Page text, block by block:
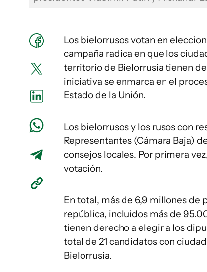
Los bielorrusos votan en
campaña radica en que los
territorio de Bielorrusia tienen
iniciativa se enmarca en el
Estado de la Unión.
Los bielorrusos y los rusos con
Representantes (Cámara Baja)
consejos locales. Por primera
votación.
En total, más de 6,9 millones de
república, incluidos más de
tienen derecho a elegir a los
total de 21 candidatos con
Bielorrusia.